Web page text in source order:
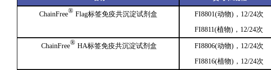
ChainFree® Flag标签免疫共沉淀试剂盒 FI8801(动物)，12/24次
FI8811(植物) ，12/24次
ChainFree® HA标签免疫共沉淀试剂盒 FI8806(动物) ，12/24次
FI8816(植物) ，12/24次